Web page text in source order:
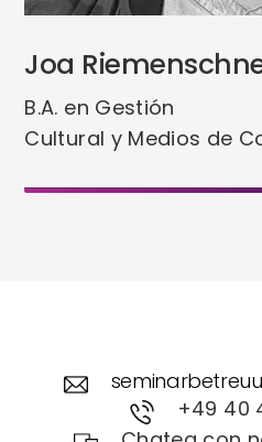
Joa
B.A. en Gestión
Cultural y Medios de
+49 40